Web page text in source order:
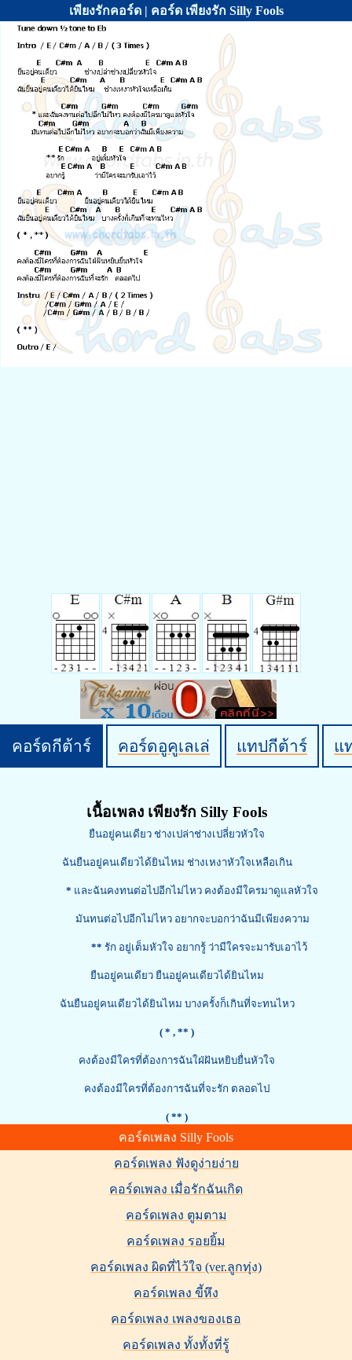
เพียงรักคอร์ด | คอร์ด เพียงรัก Silly Fools
คอร์ดกีต้าร์ คอร์ดอูคูเลเล่ แทปกีต้าร์ แ
เนื้อเพลง เพียงรัก Silly Fools
ยืนอยู่คนเดียว ช่างเปล่าช่างเปลี่ยวหัวใจ
ฉันยืนอยู่คนเดียวได้ยินไหม ช่างเหงาหัวใจเหลือเกิน
* และฉันคงทนต่อไปอีกไม่ไหว คงต้องมีใครมาดูแลหัวใจ
มันทนต่อไปอีกไม่ไหว อยากจะบอกว่าฉันมีเพียงความ
** รัก อยู่เต็มหัวใจ อยากรู้ ว่ามีใครจะมารับเอาไว้
ยืนอยู่คนเดียว ยืนอยู่คนเดียวได้ยินไหม
ฉันยืนอยู่คนเดียวได้ยินไหม บางครั้งก็เกินที่จะทนไหว
( * , ** )
คงต้องมีใครที่ต้องการฉันใฝ่ฝันหยิบยื่นหัวใจ
คงต้องมีใครที่ต้องการฉันที่จะรัก ตลอดไป
( ** )
คอร์ดเพลง Silly Fools
คอร์ดเพลง ฟังดูง่ายง่าย
คอร์ดเพลง เมื่อรักฉันเกิด
คอร์ดเพลง ตูมตาม
คอร์ดเพลง รอยยิ้ม
คอร์ดเพลง ผิดที่ไว้ใจ (ver.ลูกทุ่ง)
คอร์ดเพลง ขี้หึง
คอร์ดเพลง เพลงของเธอ
คอร์ดเพลง ทั้งทั้งที่รู้